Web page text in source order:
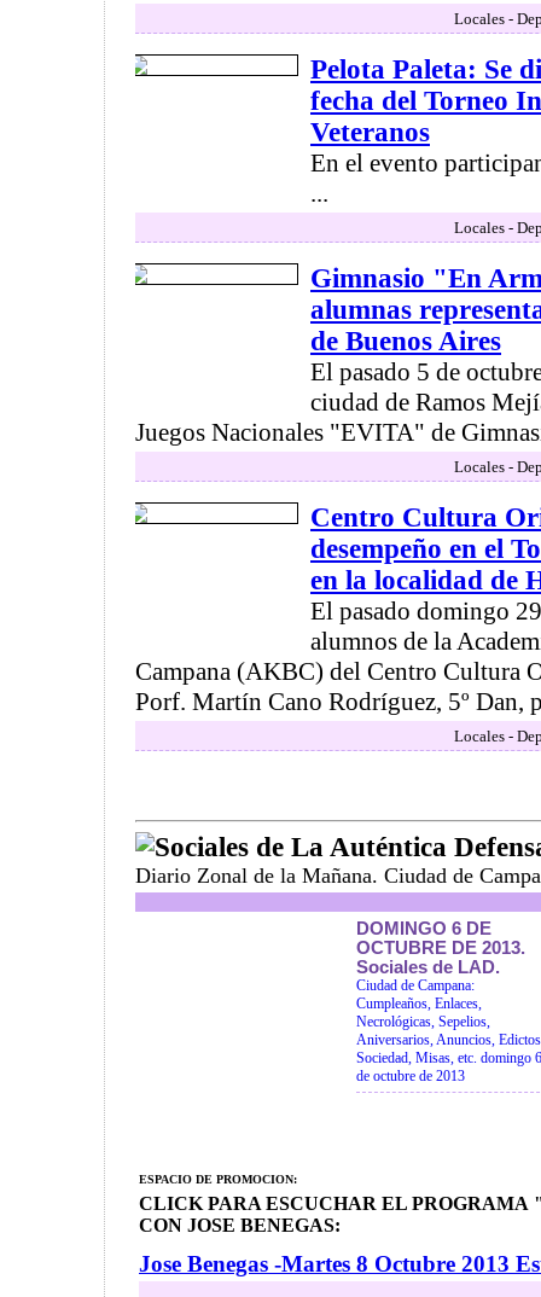
Locales -
Pelota Paleta: Se
fecha del Torneo
Veteranos
En el evento
...
Locales -
Gimnasio "En
alumnas
de Buenos Aires
El pasado 5 de
ciudad de Ramos
Juegos Nacionales "EVITA" de
Locales -
Centro Cultura
desempeño en el
en la localidad de
El pasado domingo
alumnos de la
Campana (AKBC) del Centro Cultura
Porf. Martín Cano Rodríguez, 5º Dan,
Locales -
Sociales de La Auténtica
Diario Zonal de la Mañana. Ciudad de
DOMINGO 6 DE
OCTUBRE DE 2013.
Sociales de LAD.
Ciudad de Campana:
Cumpleaños, Enlaces,
Necrológicas, Sepelios,
Aniversarios, Anuncios,
Sociedad, Misas, etc. domingo 6
de octubre de 2013
ESPACIO DE PROMOCION:
CLICK PARA ESCUCHAR EL PROGRAMA
CON JOSE BENEGAS:
Jose Benegas -Martes 8 Octubre 2013